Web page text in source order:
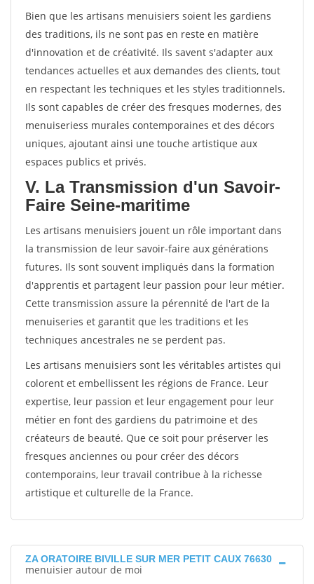
Bien que les artisans menuisiers soient les gardiens
des traditions, ils ne sont pas en reste en matière
d'innovation et de créativité. Ils savent s'adapter aux
tendances actuelles et aux demandes des clients, tout
en respectant les techniques et les styles traditionnels.
Ils sont capables de créer des fresques modernes, des
menuiseriess murales contemporaines et des décors
uniques, ajoutant ainsi une touche artistique aux
espaces publics et privés.
V. La Transmission d'un Savoir-
Faire Seine-maritime
Les artisans menuisiers jouent un rôle important dans
la transmission de leur savoir-faire aux générations
futures. Ils sont souvent impliqués dans la formation
d'apprentis et partagent leur passion pour leur métier.
Cette transmission assure la pérennité de l'art de la
menuiseries et garantit que les traditions et les
techniques ancestrales ne se perdent pas.
Les artisans menuisiers sont les véritables artistes qui
colorent et embellissent les régions de France. Leur
expertise, leur passion et leur engagement pour leur
métier en font des gardiens du patrimoine et des
créateurs de beauté. Que ce soit pour préserver les
fresques anciennes ou pour créer des décors
contemporains, leur travail contribue à la richesse
artistique et culturelle de la France.
ZA ORATOIRE BIVILLE SUR MER PETIT CAUX 76630
menuisier autour de moi